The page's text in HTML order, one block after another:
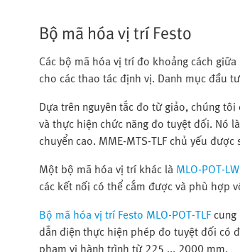
Bộ mã hóa vị trí Festo
Các bộ mã hóa vị trí đo khoảng cách
cho các thao tác định vị. Danh mục đầu
Dựa trên nguyên tắc đo từ giảo, chúng tôi
và thực hiện chức năng đo tuyệt đối. Nó
chuyển cao. MME-MTS-TLF chủ yếu
Một bộ mã hóa vị trí khác là MLO-POT-
các kết nối có thể cắm được và phù hợp
Bộ mã hóa vị trí Festo MLO-POT-TLFcung
dẫn điện thực hiện phép đo tuyệt đối có
phạm vi hành trình từ 225 ... 2000 mm.